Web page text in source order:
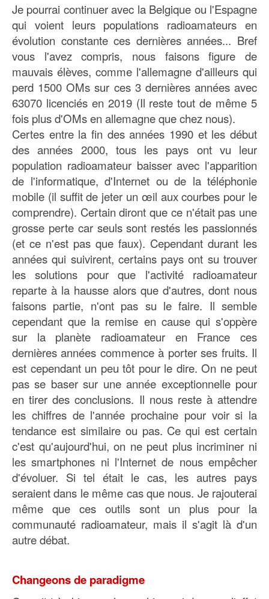
Je pourrai continuer avec la Belgique ou l'Espagne
qui voient leurs populations radioamateurs en
évolution constante ces dernières années... Bref
vous l'avez compris, nous faisons figure de
mauvais élèves, comme l'allemagne d'ailleurs qui
perd 1500 OMs sur ces 3 dernières années avec
63070 licenciés en 2019 (Il reste tout de même 5
fois plus d'OMs en allemagne que chez nous).
Certes entre la fin des années 1990 et les début
des années 2000, tous les pays ont vu leur
population radioamateur baisser avec l'apparition
de l'informatique, d'Internet ou de la téléphonie
mobile (il suffit de jeter un œil aux courbes pour le
comprendre). Certain diront que ce n'était pas une
grosse perte car seuls sont restés les passionnés
(et ce n'est pas que faux). Cependant durant les
années qui suivirent, certains pays ont su trouver
les solutions pour que l'activité radioamateur
reparte à la hausse alors que d'autres, dont nous
faisons partie, n'ont pas su le faire. Il semble
cependant que la remise en cause qui s'oppère
sur la planète radioamateur en France ces
dernières années commence à porter ses fruits. Il
est cependant un peu tôt pour le dire. On ne peut
pas se baser sur une année exceptionnelle pour
en tirer des conclusions. Il nous reste à attendre
les chiffres de l'année prochaine pour voir si la
tendance est similaire ou pas. Ce qui est certain
c'est qu'aujourd'hui, on ne peut plus incriminer ni
les smartphones ni l'Internet de nous empêcher
d'évoluer. Si tel était le cas, les autres pays
seraient dans le même cas que nous. Je rajouterai
même que ces outils sont un plus pour la
communauté radioamateur, mais il s'agit là d'un
autre débat.
Changeons de paradigme